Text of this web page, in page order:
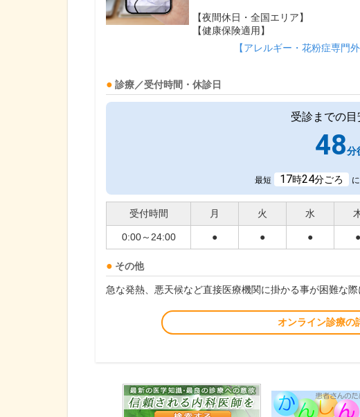
【夜間休日・全国エリア】
【健康保険適用】
【アレルギー・花粉症専門
診療／受付時間・休診日
受診までの目
48分
最短 17時24分ごろ
受付時間 月 火 水
0:00～24:00 ● ● ● ●
その他
急な発熱、悪天候など直接医療機関に掛かる事が困難な
オンライン診療の